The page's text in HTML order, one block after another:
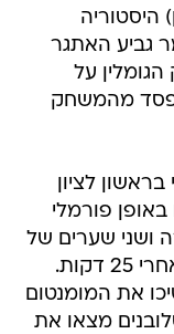
גביע האתגר
29:31 במשחק הגומלין על
מהמשחק
לציון
פורמלי
ושני שערים של
טל בלכר קבעו מהפך ו-9:11 צהוב אחרי 25 דקות.
את המומנטום
מצאו את